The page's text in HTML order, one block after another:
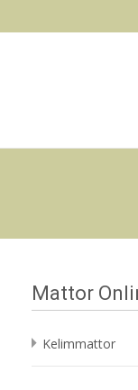
Mattor
Kelimmattor